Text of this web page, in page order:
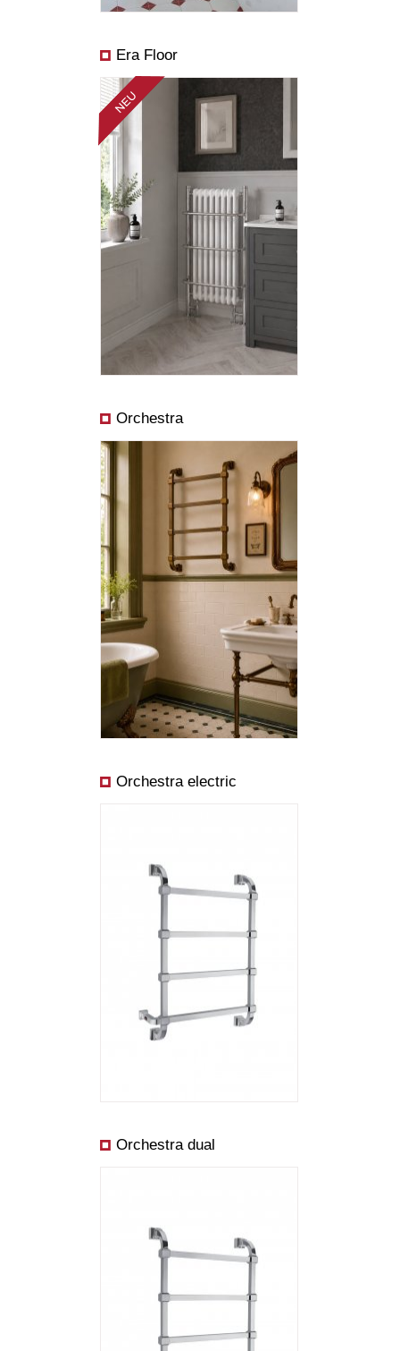
Era Floor
Abmessungen:
Leistung ab:
Orchestra
Abmessungen:
Preis ab:
Leistung ab:
Orchestra electric
Abmessungen:
Leistung ab:
Orchestra dual
Abmessungen: